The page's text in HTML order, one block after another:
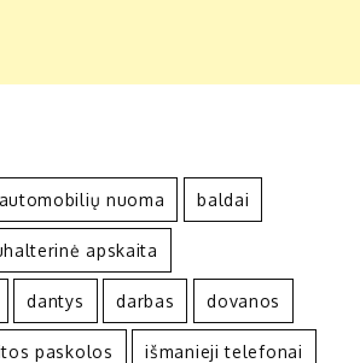
automobilių nuoma baldai
apskaita
dantys darbas dovanos
paskolos išmanieji telefonai